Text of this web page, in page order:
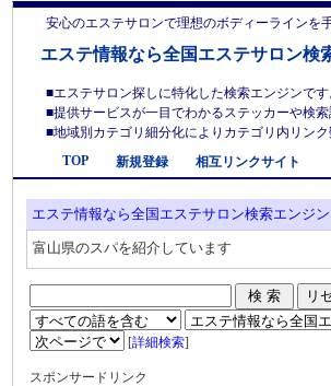
安心のエステサロンで理想のボディーラインを
エステ情報なら全国エステサロン検
■エステサロン探しに特化した検索エンジンです
■提供サービスが一目でわかるステッカーや検
■地域別カテゴリ細分化によりカテゴリ内リン
TOP
新規登録 相互リンクサイト
エステ情報なら全国エステサロン検索エンジン
富山県のスパを紹介しています
[詳細検索]
スポンサードリンク